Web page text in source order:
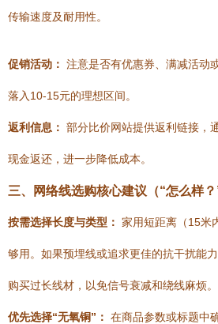
传输速度及耐用性。
促销活动： 注意是否有优惠券、满减活动
落入10-15元的理想区间。
返利信息： 部分比价网站提供返利链接，
现金返还，进一步降低成本。
三、网络线选购核心建议（“怎么样？
按需选择长度与类型： 家用短距离（15米
够用。如果预埋线或追求更佳的抗干扰能
购买过长线材，以免信号衰减和绕线麻烦。
优先选择“无氧铜”： 在商品参数或标题中